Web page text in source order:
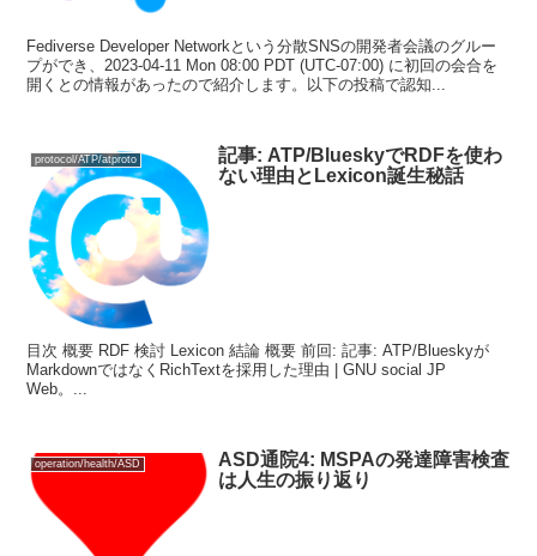
Fediverse Developer Networkという分散SNSの開発者会議のグルー
プができ、2023-04-11 Mon 08:00 PDT (UTC-07:00) に初回の会合を
開くとの情報があったので紹介します。以下の投稿で認知...
protocol/ATP/atproto
記事: ATP/BlueskyでRDFを使わ
ない理由とLexicon誕生秘話
目次 概要 RDF 検討 Lexicon 結論 概要 前回: 記事: ATP/Blueskyが
MarkdownではなくRichTextを採用した理由 | GNU social JP
Web。...
operation/health/ASD
ASD通院4: MSPAの発達障害検査
は人生の振り返り